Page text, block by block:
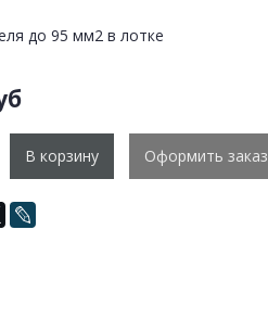
до 95 мм2 в лотке
В корзину Оформить заказ